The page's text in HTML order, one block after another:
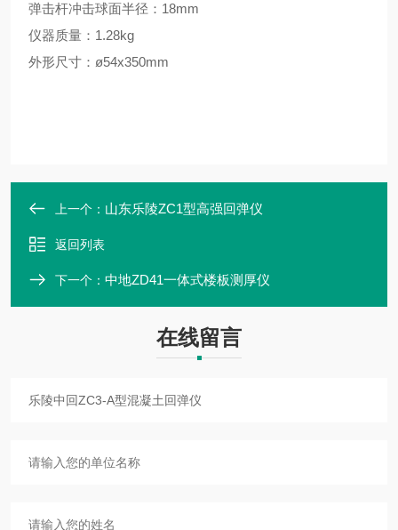
弹击杆冲击球面半径：18mm
仪器质量：1.28kg
外形尺寸：ø54x350mm
上一个： 山东乐陵ZC1型高强回弹仪
返回列表
下一个： 中地ZD41一体式楼板测厚仪
在线留言